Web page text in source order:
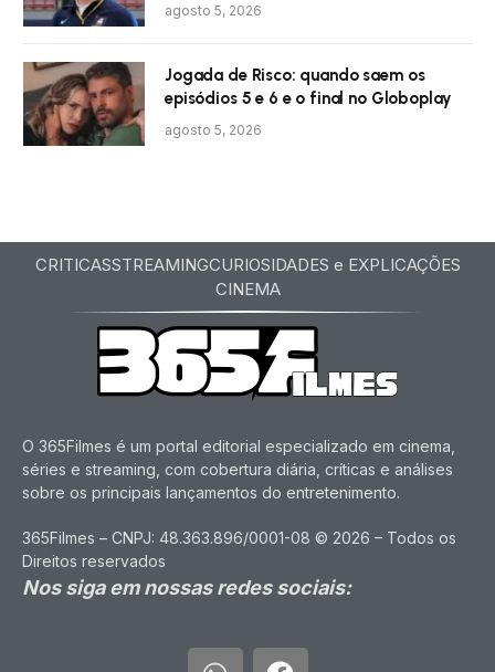
agosto 5, 2026
Jogada de Risco: quando saem os
episódios 5 e 6 e o final no Globoplay
agosto 5, 2026
CRITICASSTREAMINGCURIOSIDADES e EXPLICAÇÕES
CINEMA
O 365Filmes é um portal editorial especializado em cinema,
séries e streaming, com cobertura diária, críticas e análises
sobre os principais lançamentos do entretenimento.
365Filmes – CNPJ: 48.363.896/0001-08 © 2026 – Todos os
Direitos reservados
Nos siga em nossas redes sociais: